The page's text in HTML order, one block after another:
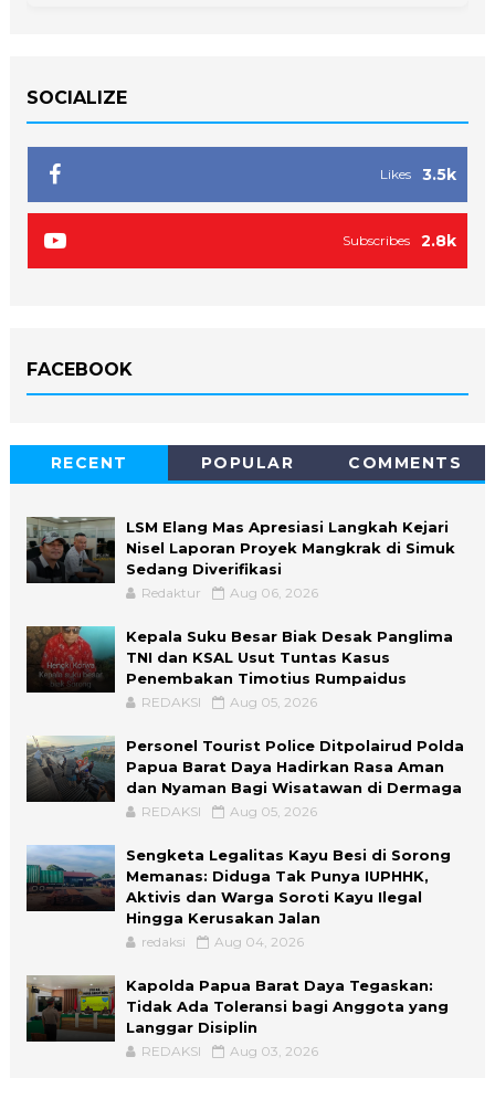
SOCIALIZE
3.5k
Likes
2.8k
Subscribes
FACEBOOK
RECENT POPULAR COMMENTS
LSM Elang Mas Apresiasi Langkah Kejari
Nisel Laporan Proyek Mangkrak di Simuk
Sedang Diverifikasi
Redaktur Aug 06, 2026
Kepala Suku Besar Biak Desak Panglima
TNI dan KSAL Usut Tuntas Kasus
Penembakan Timotius Rumpaidus
REDAKSI Aug 05, 2026
Personel Tourist Police Ditpolairud Polda
Papua Barat Daya Hadirkan Rasa Aman
dan Nyaman Bagi Wisatawan di Dermaga
REDAKSI Aug 05, 2026
Sengketa Legalitas Kayu Besi di Sorong
Memanas: Diduga Tak Punya IUPHHK,
Aktivis dan Warga Soroti Kayu Ilegal
Hingga Kerusakan Jalan
redaksi Aug 04, 2026
Kapolda Papua Barat Daya Tegaskan:
Tidak Ada Toleransi bagi Anggota yang
Langgar Disiplin
REDAKSI Aug 03, 2026